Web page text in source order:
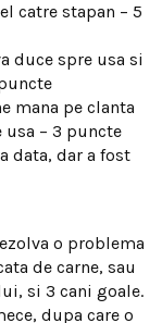
catre stapan – 5
duce spre usa si
mana pe clanta
usa – 3 puncte
data, dar a fost
o problema
de carne, sau
si 3 cani goale.
dupa care o